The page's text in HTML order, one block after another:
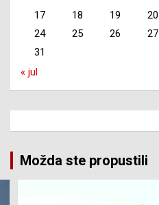
17
18 19 20
24
25 26 27
31
« jul
Možda ste propustili